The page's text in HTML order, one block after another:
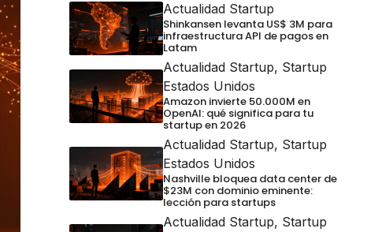
Actualidad Startup
Shinkansen levanta US$ 3M para
infraestructura API de pagos en
Latam
Actualidad Startup, Startup
Estados Unidos
Amazon invierte 50.000M en
OpenAI: qué significa para tu
startup en 2026
Actualidad Startup, Startup
Estados Unidos
Nashville bloquea data center de
$23M con dominio eminente:
lección para startups
Actualidad Startup, Startup